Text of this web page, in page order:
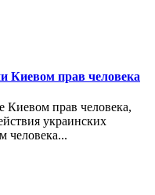
Киевом прав человека
прав человека,
украинских
человека...